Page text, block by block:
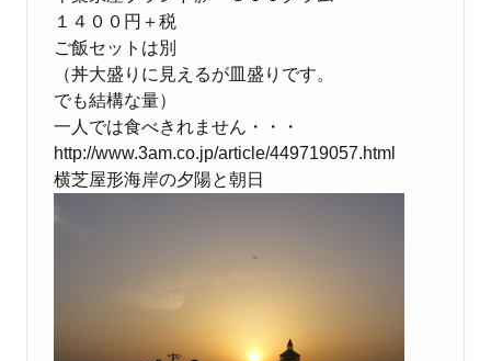
１４００円＋税
ご飯セットは別
（丼大盛りに見えるが皿盛りです。
でも結構な量）
一人では食べきれません・・・
http://www.3am.co.jp/article/449719057.html
横芝屋形海岸の夕陽と朝日